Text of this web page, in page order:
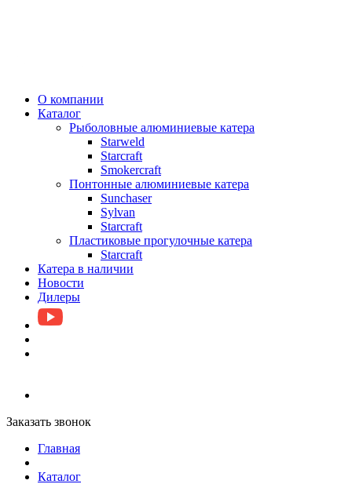
О компании
Каталог
Рыболовные алюминиевые катера
Starweld
Starcraft
Smokercraft
Понтонные алюминиевые катера
Sunchaser
Sylvan
Starcraft
Пластиковые прогулочные катера
Starcraft
Катера в наличии
Новости
Дилеры
Заказать звонок
Главная
Каталог